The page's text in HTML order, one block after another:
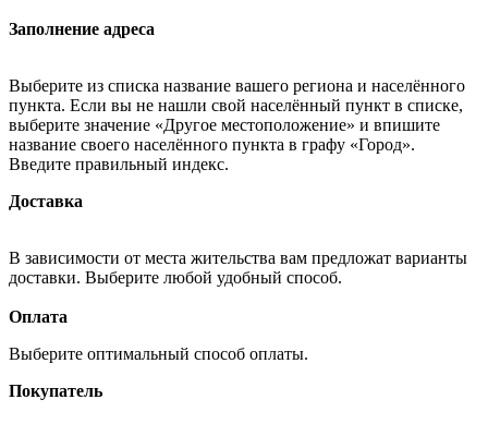
Заполнение адреса
Выберите из списка название вашего региона и населённого
пункта. Если вы не нашли свой населённый пункт в списке,
выберите значение «Другое местоположение» и впишите
название своего населённого пункта в графу «Город».
Введите правильный индекс.
Доставка
В зависимости от места жительства вам предложат варианты
доставки. Выберите любой удобный способ.
Оплата
Выберите оптимальный способ оплаты.
Покупатель